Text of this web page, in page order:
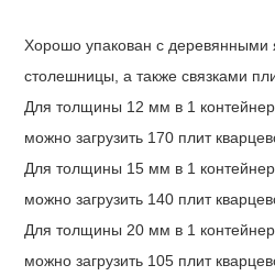
Хорошо упакован с деревянными
столешницы, а также связками
Для толщины 12 мм в 1
можно загрузить 170 плит
Для толщины 15 мм в 1
можно загрузить 140 плит
Для толщины 20 мм в 1
можно загрузить 105 плит